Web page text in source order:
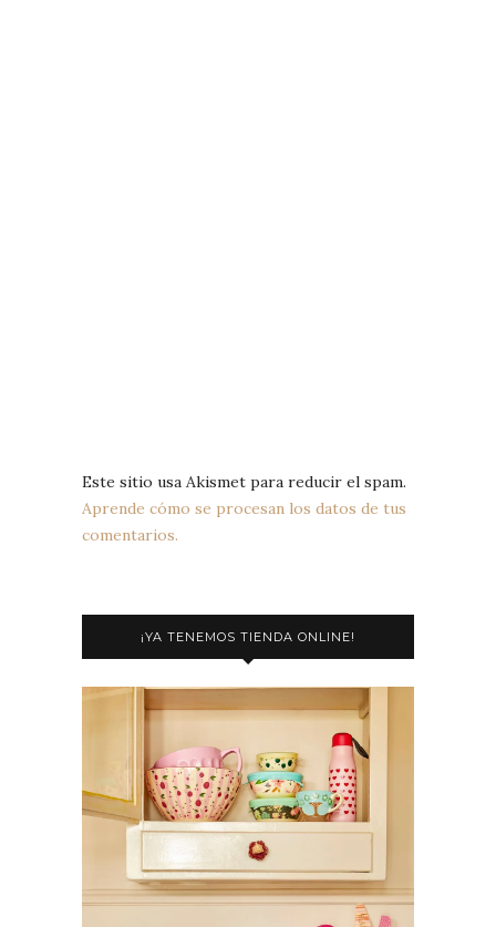
Este sitio usa Akismet para reducir el spam.
Aprende cómo se procesan los datos de tus
comentarios.
¡YA TENEMOS TIENDA ONLINE!